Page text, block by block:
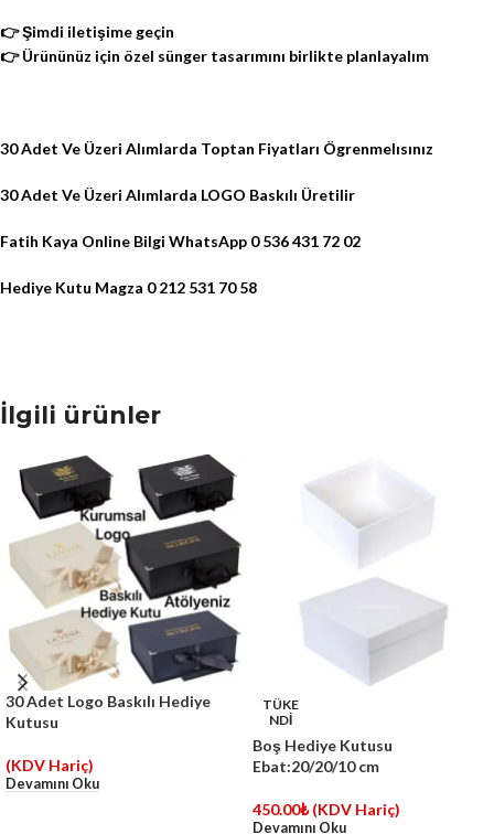
👉 Şimdi iletişime geçin
👉 Ürününüz için özel sünger tasarımını birlikte planlayalım
30 Adet Ve Üzeri Alımlarda Toptan Fiyatları Ögrenmelısınız
30 Adet Ve Üzeri Alımlarda LOGO Baskılı Üretilir
Fatih Kaya Online Bilgi WhatsApp 0 536 431 72 02
Hediye Kutu Magza 0 212 531 70 58
İlgili ürünler
30 Adet Logo Baskılı Hediye
Kutusu
(KDV Hariç)
Devamını Oku
TÜKE
NDİ
Boş Hediye Kutusu
Ebat:20/20/10 cm
450.00₺ (KDV Hariç)
Devamını Oku